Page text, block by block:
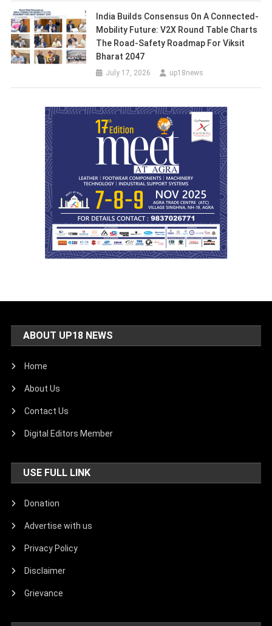
India Builds Consensus On A Connected-
Mobility Future: V2X Round Table Charts
The Road-Safety Roadmap For Viksit
Bharat 2047
July 17, 2026 up18news
ABOUT UP18 NEWS
Home
About Us
Contact Us
Digital Editors Member
USE FULL LINK
Donation
Advertise with us
Privacy Policy
Disclaimer
Grievance